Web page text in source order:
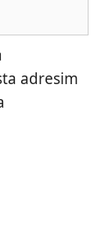
adresim